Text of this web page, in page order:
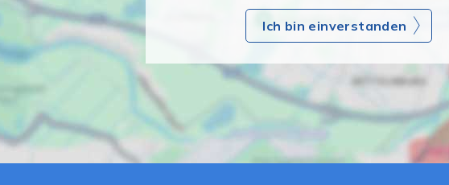
Ich bin einverstanden